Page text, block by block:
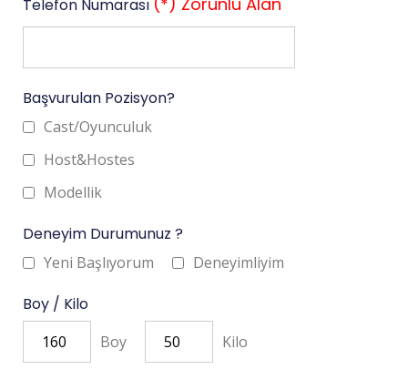
Telefon Numarası
Başvurulan Pozisyon?
Cast/Oyunculuk
Host&Hostes
Modellik
Deneyim Durumunuz ?
Yeni Başlıyorum Deneyimliyim
Boy / Kilo
Boy Kilo